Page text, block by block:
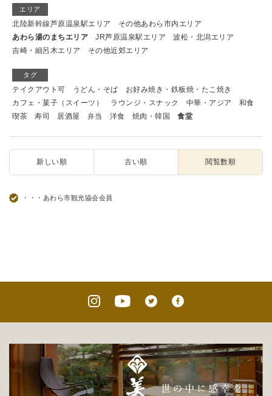
エリア
北陸新幹線芦原温泉駅エリア
その他あわら市内エリア
あわら湯のまちエリア
JR芦原温泉駅エリア
波松・北潟エリア
吉崎・細呂木エリア
その他近郊エリア
タグ
テイクアウト可 うどん・そば
お好み焼き・鉄板焼・たこ焼き
カフェ・菓子（スイーツ）
ラウンジ・スナック 中華・アジア
和食
喫茶
寿司 居酒屋 弁当 洋食 焼肉・韓国 食堂
新しい順 古い順 閲覧数順
・・・あわら市観光協会会員